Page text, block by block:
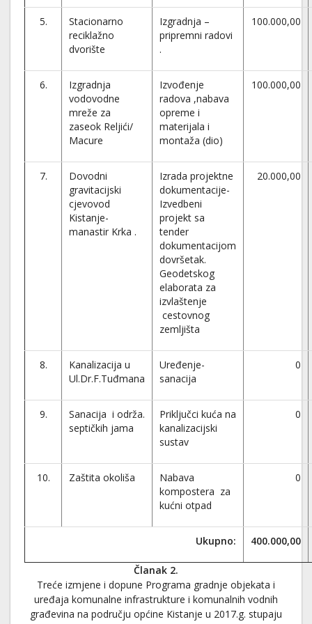
5.
Stacionarno
reciklažno
dvorište
Izgradnja –
pripremni radovi
.
100.000,00
6.
Izgradnja
vodovodne
mreže za
zaseok Reljići/
Macure
Izvođenje
radova ,nabava
opreme i
materijala i
montaža (dio)
100.000,00
7.
Dovodni
gravitacijski
cjevovod
Kistanje-
manastir Krka .
Izrada projektne
dokumentacije-
Izvedbeni
projekt sa
tender
dokumentacijom
dovršetak.
Geodetskog
elaborata za
izvlaštenje
cestovnog
zemljišta
20.000,00
8.
Kanalizacija u
Ul.Dr.F.Tuđmana
Uređenje-
sanacija
0
9.
Sanacija i održa.
septičkih jama
Priključci kuća na
kanalizacijski
sustav
0
10. Zaštita okoliša
Nabava
kompostera za
kućni otpad
0
Ukupno: 400.000,00
Članak 2.
Treće izmjene i dopune Programa gradnje objekata i
uređaja komunalne infrastrukture i komunalnih vodnih
građevina na području općine Kistanje u 2017.g. stupaju